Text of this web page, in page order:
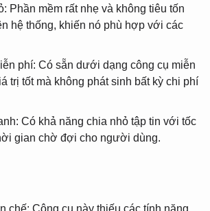
Phần mềm rất nhẹ và không tiêu tốn
hệ thống, khiến nó phù hợp với các
phí: Có sẵn dưới dạng công cụ miễn
trị tốt mà không phát sinh bất kỳ chi phí
Có khả năng chia nhỏ tập tin với tốc
gian chờ đợi cho người dùng.